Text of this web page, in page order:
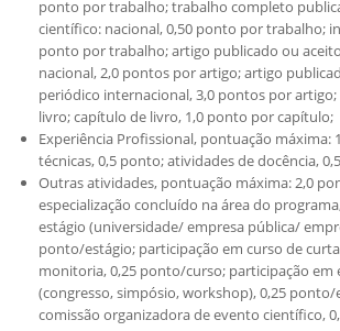
ponto por trabalho; trabalho completo
científico: nacional, 0,50 ponto por trabalho;
ponto por trabalho; artigo publicado ou
nacional, 2,0 pontos por artigo; artigo
periódico internacional, 3,0 pontos por
livro; capítulo de livro, 1,0 ponto por capítulo;
Experiência Profissional, pontuação máxima:
técnicas, 0,5 ponto; atividades de docência,
Outras atividades, pontuação máxima: 2,0
especialização concluído na área do
estágio (universidade/ empresa pública/
ponto/estágio; participação em curso de
monitoria, 0,25 ponto/curso; participação em
(congresso, simpósio, workshop), 0,25
comissão organizadora de evento científico,